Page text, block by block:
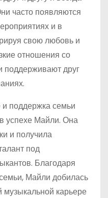
часто появляются
и в
свою любовь и
отношения со
поддерживают друг
поддержка семьи
успехе Майли. Она
и получила
под
Благодаря
Майли добилась
карьере